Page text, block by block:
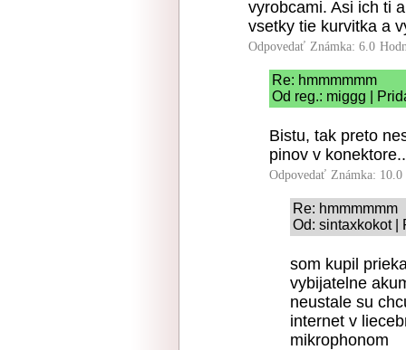
vyrobcami. Asi ich ti
vsetky tie kurvitka a
Odpovedať Známka: 6.0
Re: hmmmmmm
Od reg.: miggg |
Bistu, tak preto
pinov v
Odpovedať Známka: 10.0
Re: hmmmmmm
Od: sintaxkokot |
som kupil
vybijatelne
neustale su
internet v
mikrophonom